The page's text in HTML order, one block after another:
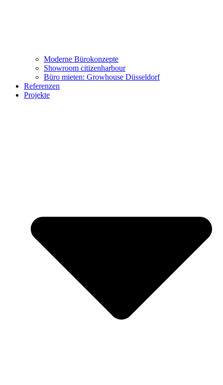
Moderne Bürokonzepte
Showroom citizenharbour
Büro mieten: Growhouse Düsseldorf
Referenzen
Projekte